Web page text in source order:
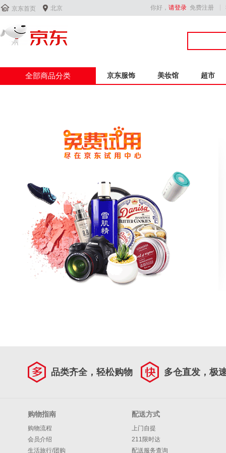
 京东首页  北京 你好， 请登录 免费注册
全部商品分类 京东服饰 美妆馆 超市
品类齐全，轻松购物 多仓直发，极
购物指南
购物流程
会员介绍
生活旅行/团购
配送方式
上门自提
211限时达
配送服务查询